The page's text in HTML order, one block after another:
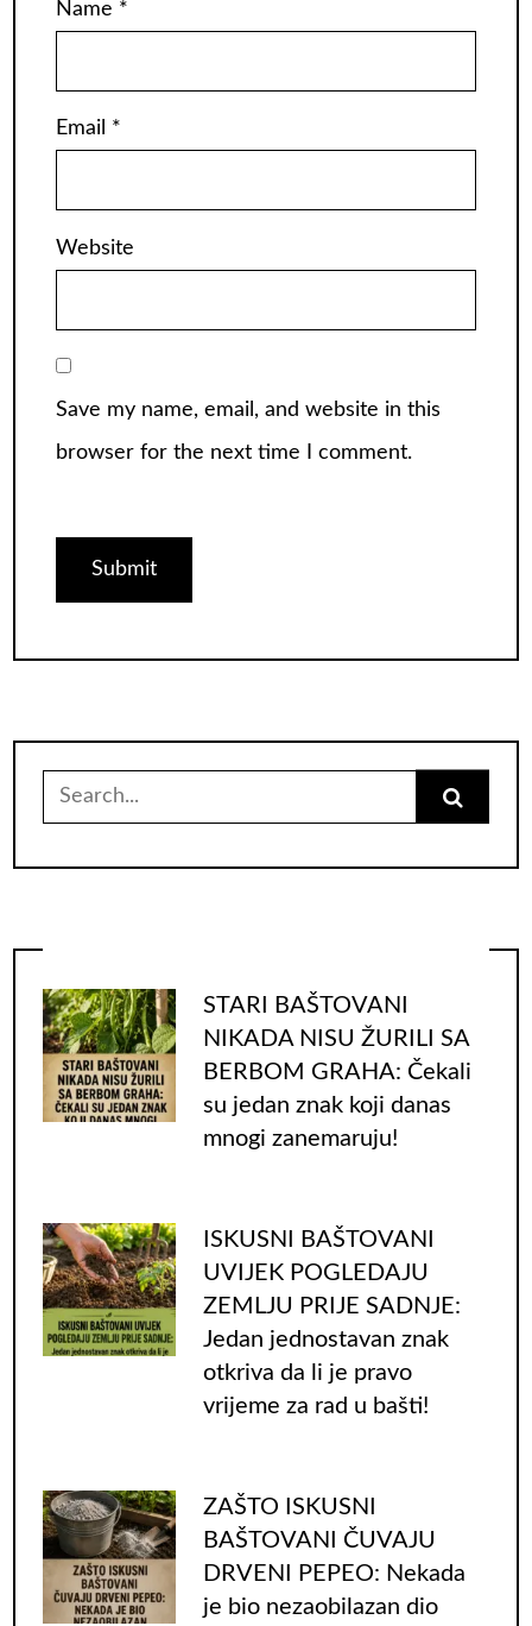
Name *
Email *
Website
Save my name, email, and website in this
browser for the next time I comment.
Search
STARI BAŠTOVANI
NIKADA NISU ŽURILI SA
BERBOM GRAHA: Čekali
su jedan znak koji danas
mnogi zanemaruju!
ISKUSNI BAŠTOVANI
UVIJEK POGLEDAJU
ZEMLJU PRIJE SADNJE:
Jedan jednostavan znak
otkriva da li je pravo
vrijeme za rad u bašti!
ZAŠTO ISKUSNI
BAŠTOVANI ČUVAJU
DRVENI PEPEO: Nekada
je bio nezaobilazan dio